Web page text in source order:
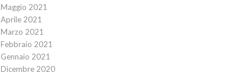
Maggio 2021
Aprile 2021
Marzo 2021
Febbraio 2021
Gennaio 2021
Dicembre 2020